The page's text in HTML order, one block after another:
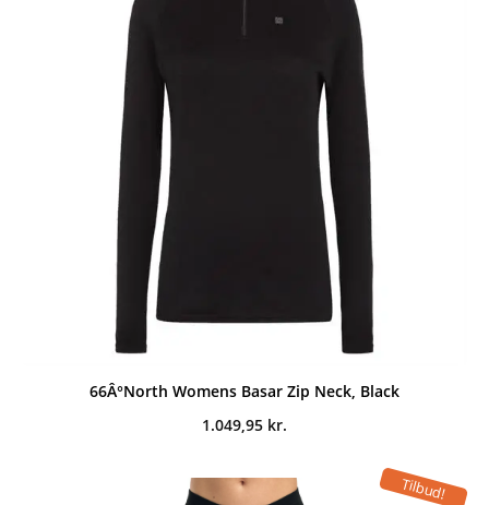
66Â°North Womens Basar Zip Neck, Black
1.049,95 kr.
Tilbud!